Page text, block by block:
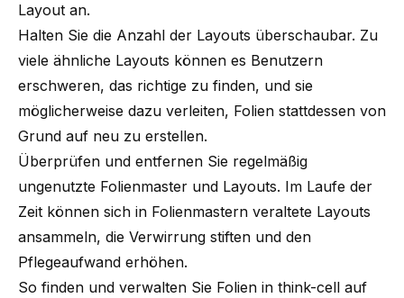
Layout an.
Halten Sie die Anzahl der Layouts überschaubar. Zu
viele ähnliche Layouts können es Benutzern
erschweren, das richtige zu finden, und sie
möglicherweise dazu verleiten, Folien stattdessen von
Grund auf neu zu erstellen.
Überprüfen und entfernen Sie regelmäßig
ungenutzte Folienmaster und Layouts. Im Laufe der
Zeit können sich in Folienmastern veraltete Layouts
ansammeln, die Verwirrung stiften und den
Pflegeaufwand erhöhen.
So finden und verwalten Sie Folien in think-cell auf